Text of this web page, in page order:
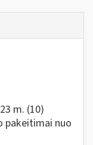
m. (10)
pakeitimai nuo